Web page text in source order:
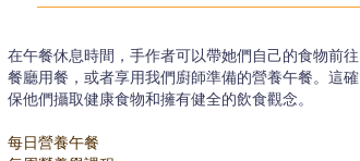
在午餐休息時間，手作者可以帶她們自己的食物前往
餐廳用餐，或者享用我們廚師準備的營養午餐。這確
保他們攝取健康食物和擁有健全的飲食觀念。
每日營養午餐